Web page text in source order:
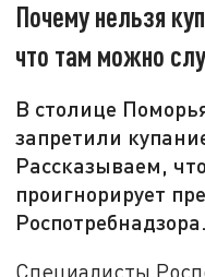
Почему нельзя
что там можно
В столице
запретили
Рассказываем,
проигнорирует
Роспотребнадзора.
Специалисты